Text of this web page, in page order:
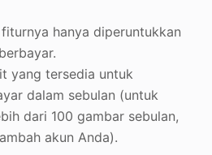
hanya diperuntukkan
yang tersedia untuk
dalam sebulan (untuk
dari 100 gambar sebulan,
akun Anda).